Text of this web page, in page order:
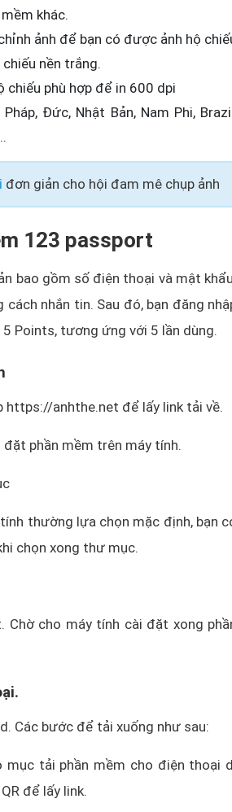
khác.
ảnh để bạn có được ảnh hộ
nền trắng.
phù hợp để in 600 dpi
Đức, Nhật Bản, Nam Phi,
đơn giản cho hội đam mê chụp ảnh
123 passport
bao gồm số điện thoại và mật
nhắn tin. Sau đó, bạn đăng
Points, tương ứng với 5 lần dùng.
https://anhthe.net để lấy link tải về.
phần mềm trên máy tính.
thường lựa chọn mặc định, bạn
chọn xong thư mục.
Chờ cho máy tính cài đặt xong
Các bước để tải xuống như sau:
mục tải phần mềm cho điện thoại
để lấy link.